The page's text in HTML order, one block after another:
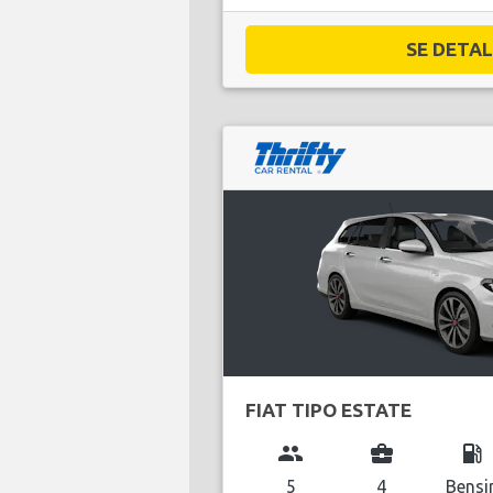
SE
FIAT TIPO ESTATE
group
5
business_center
4
local_gas_station